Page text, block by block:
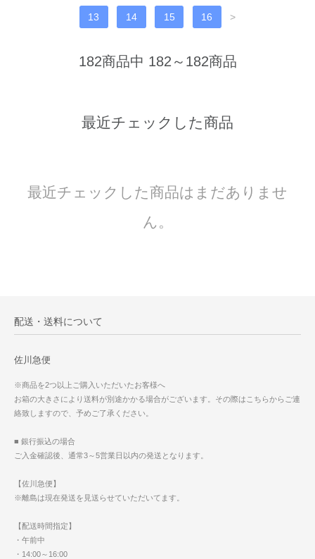
13 14 15 16 >
182商品中 182～182商品
最近チェックした商品
最近チェックした商品はまだありませ
ん。
配送・送料について
佐川急便
※商品を2つ以上ご購入いただいたお客様へ
お箱の大きさにより送料が別途かかる場合がございます。その際はこちらからご連
絡致しますので、予めご了承ください。
■ 銀行振込の場合
ご入金確認後、通常3～5営業日以内の発送となります。
【佐川急便】
※離島は現在発送を見送らせていただいてます。
【配送時間指定】
・午前中
・14:00～16:00